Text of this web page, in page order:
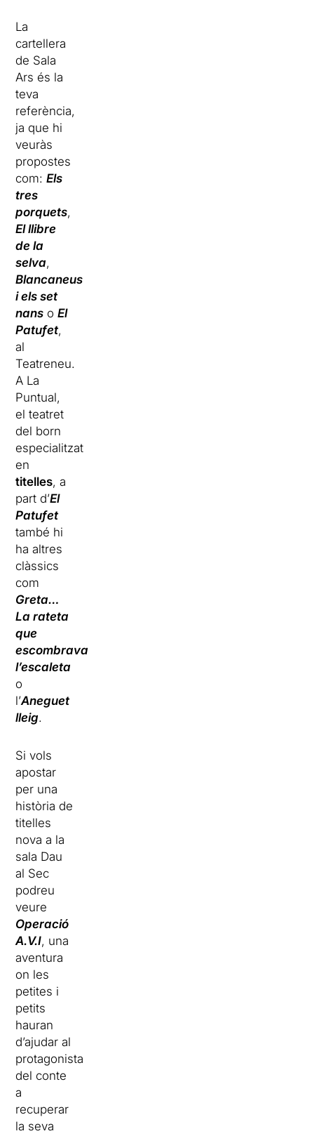
La
cartellera
de Sala
Ars és la
teva
referència,
ja que hi
veuràs
propostes
com:Els
tres
porquets,
El llibre
de la
selva,
Blancaneus
i els set
nans oEl
Patufet,
al
Teatreneu.
A La
Puntual,
el teatret
del born
especialitzat
en
titelles, a
part d’El
Patufet
també hi
ha altres
clàssics
com
Greta…
La rateta
que
escombrava
l’escaleta
o
l’Aneguet
lleig.
Si vols
apostar
per una
història de
titelles
nova a la
sala Dau
al Sec
podreu
veure
Operació
A.V.I, una
aventura
on les
petites i
petits
hauran
d’ajudar al
protagonista
del conte
a
recuperar
la seva